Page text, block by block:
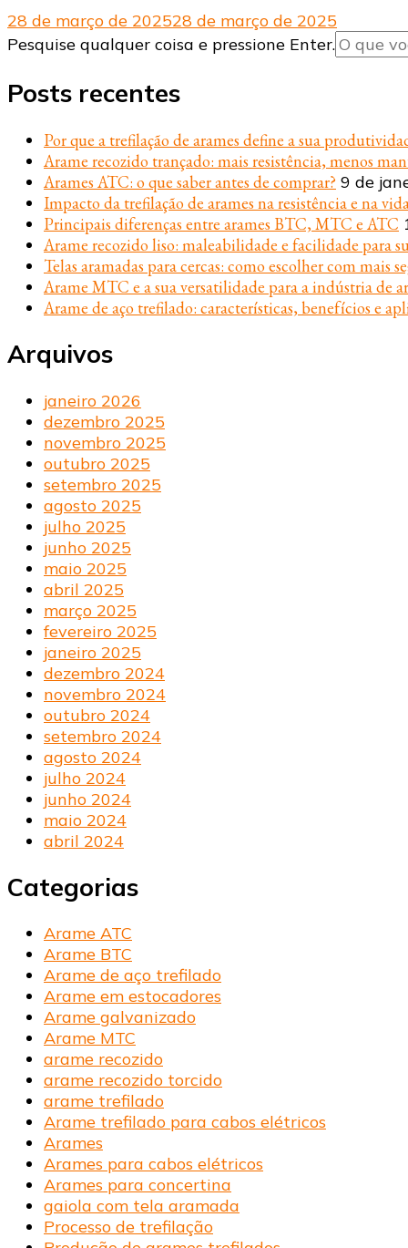
28 de março de 202528 de março de 2025
Procurando
Pesquise qualquer coisa e pressione Enter.
Posts recentes
Por que a trefilação de arames define a sua
Arame recozido trançado: mais resistência, menos
Arames ATC: o que saber antes de comprar? 9 de
Impacto da trefilação de arames na resistência e na
Principais diferenças entre arames BTC, MTC e ATC
Arame recozido liso: maleabilidade e facilidade para
Telas aramadas para cercas: como escolher com mais
Arame MTC e a sua versatilidade para a indústria de
Arame de aço trefilado: características, benefícios e
Arquivos
janeiro 2026
dezembro 2025
novembro 2025
outubro 2025
setembro 2025
agosto 2025
julho 2025
junho 2025
maio 2025
abril 2025
março 2025
fevereiro 2025
janeiro 2025
dezembro 2024
novembro 2024
outubro 2024
setembro 2024
agosto 2024
julho 2024
junho 2024
maio 2024
abril 2024
Categorias
Arame ATC
Arame BTC
Arame de aço trefilado
Arame em estocadores
Arame galvanizado
Arame MTC
arame recozido
arame recozido torcido
arame trefilado
Arame trefilado para cabos elétricos
Arames
Arames para cabos elétricos
Arames para concertina
gaiola com tela aramada
Processo de trefilação